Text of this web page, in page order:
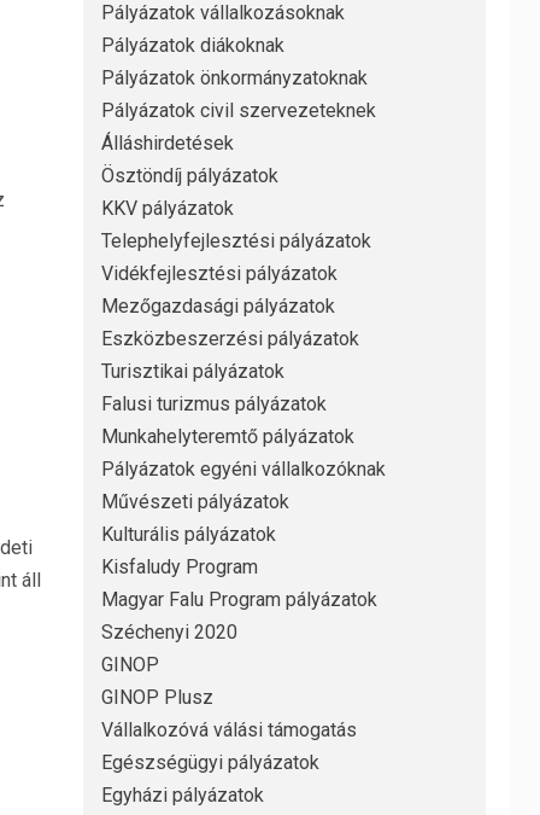
áll
Pályázatok vállalkozásoknak
Pályázatok diákoknak
Pályázatok önkormányzatoknak
Pályázatok civil szervezeteknek
Álláshirdetések
Ösztöndíj pályázatok
KKV pályázatok
Telephelyfejlesztési pályázatok
Vidékfejlesztési pályázatok
Mezőgazdasági pályázatok
Eszközbeszerzési pályázatok
Turisztikai pályázatok
Falusi turizmus pályázatok
Munkahelyteremtő pályázatok
Pályázatok egyéni vállalkozóknak
Művészeti pályázatok
Kulturális pályázatok
Kisfaludy Program
Magyar Falu Program pályázatok
Széchenyi 2020
GINOP
GINOP Plusz
Vállalkozóvá válási támogatás
Egészségügyi pályázatok
Egyházi pályázatok